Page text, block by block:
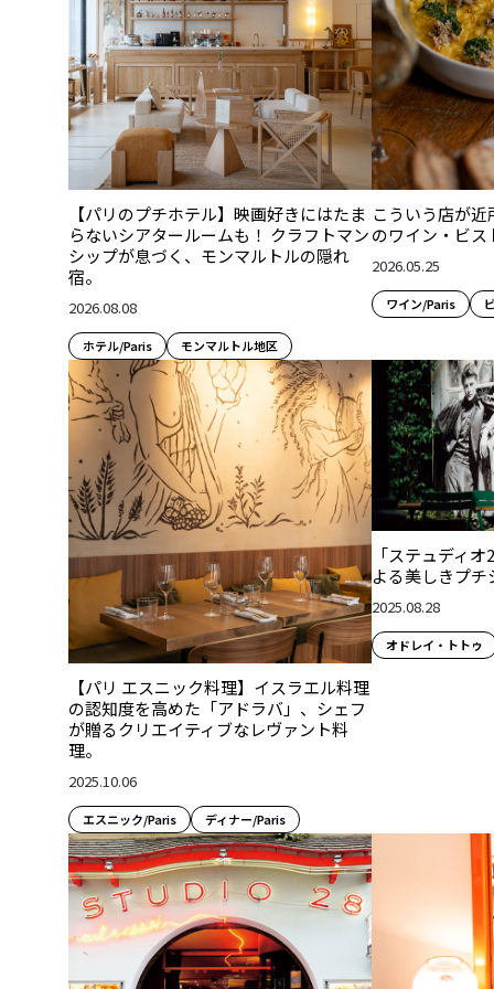
【パリのプチホテル】映画好きにはたま
らないシアタールームも！ クラフトマン
シップが息づく、モンマルトルの隠れ
宿。
2026.08.08
ホテル/Paris モンマルトル地区
こういう店が
のワイン・ビ
2026.05.25
ワイン/Paris
【パリ エスニック料理】イスラエル料理
の認知度を高めた「アドラバ」、シェフ
が贈るクリエイティブなレヴァント料
理。
2025.10.06
エスニック/Paris ディナー/Paris
「ステュディ
よる美しきプチ
2025.08.28
オドレイ・トトゥ